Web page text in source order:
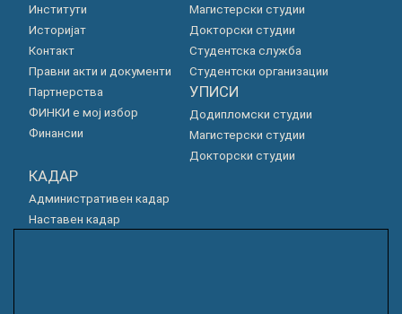
Институти
Историјат
Контакт
Правни акти и документи
Партнерства
ФИНКИ е мој избор
Финансии
Магистерски студии
Докторски студии
Студентска служба
Студентски организации
УПИСИ
Додипломски студии
Магистерски студии
Докторски студии
КАДАР
Административен кадар
Наставен кадар